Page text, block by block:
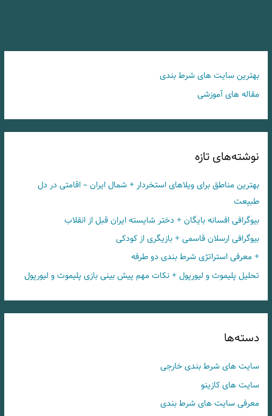
بهترین سایت های شرط بندی
مقاله های آموزشی
نوشته‌های تازه
بهترین مناطق برای ویلاهای استخردار + شمال ایران – اقامتی در دل
طبیعت
بیوگرافی افسانه بایگان + دختر شایسته ایران قبل از انقلاب
بیوگرافی ارسلان قاسمی + بازیگری از کودکی
+ معرفی استراتژی شرط بندی دو طرفه
تحلیل پلیموث و لیورپول + نکات مهم پیش بینی بازی پلیموث و لیورپول
دسته‌ها
سایت های شرط بندی خارجی
سایت های کازینو
معرفی سایت های شرط بندی